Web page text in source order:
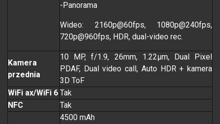
-Panorama
Wideo: 2160p@60fps, 1080p@240fps,
720p@960fps, HDR, dual-video rec.
Kamera
przednia
10 MP, f/1.9, 26mm, 1.22µm, Dual Pixel
PDAF, Dual video call, Auto HDR + kamera
3D ToF
WiFi ax/WiFi 6 Tak
NFC
Tak
4500 mAh